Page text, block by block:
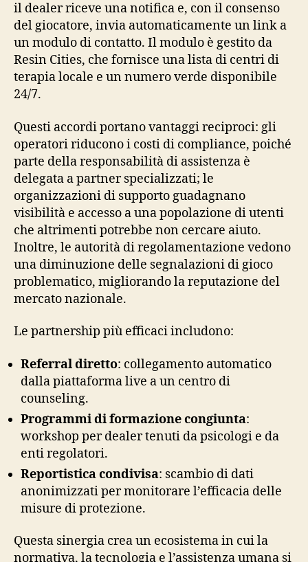
il dealer riceve una notifica e, con il consenso
del giocatore, invia automaticamente un link a
un modulo di contatto. Il modulo è gestito da
Resin Cities, che fornisce una lista di centri di
terapia locale e un numero verde disponibile
24/7.
Questi accordi portano vantaggi reciproci: gli
operatori riducono i costi di compliance, poiché
parte della responsabilità di assistenza è
delegata a partner specializzati; le
organizzazioni di supporto guadagnano
visibilità e accesso a una popolazione di utenti
che altrimenti potrebbe non cercare aiuto.
Inoltre, le autorità di regolamentazione vedono
una diminuzione delle segnalazioni di gioco
problematico, migliorando la reputazione del
mercato nazionale.
Le partnership più efficaci includono:
Referral diretto: collegamento automatico
dalla piattaforma live a un centro di
counseling.
Programmi di formazione congiunta:
workshop per dealer tenuti da psicologi e da
enti regolatori.
Reportistica condivisa: scambio di dati
anonimizzati per monitorare l’efficacia delle
misure di protezione.
Questa sinergia crea un ecosistema in cui la
normativa, la tecnologia e l’assistenza umana si